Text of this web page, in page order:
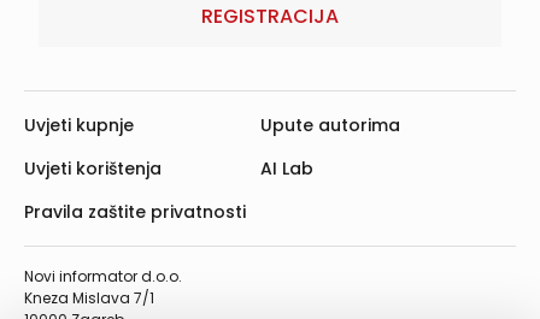
REGISTRACIJA
Novi informator d.o.o.
Kneza Mislava 7/1
Uvjeti kupnje
Uvjeti korištenja
Pravila zaštite privatnosti
Upute autorima
AI Lab